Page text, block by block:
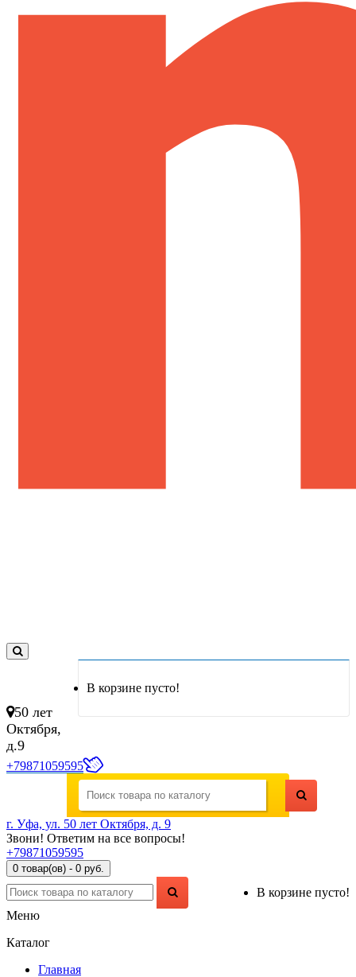
В корзине пусто!
50 лет
Октября,
д.9
+79871059595
г. Уфа, ул. 50 лет Октября, д. 9
Звони! Ответим на все вопросы!
+79871059595
0 товар(ов) - 0 руб.
В корзине пусто!
Меню
Каталог
Главная